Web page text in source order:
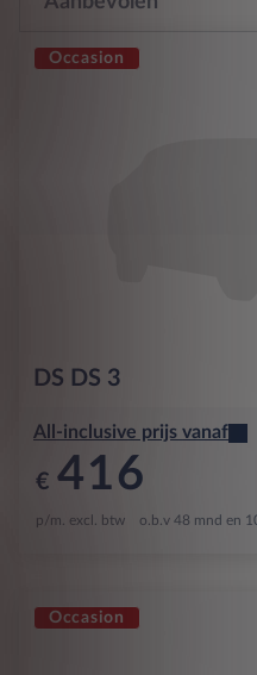
Occasion
DS DS 3
All-inclusive prijs vanaf
€ 416
p/m. excl. btw o.b.v 48 mnd en
Occasion